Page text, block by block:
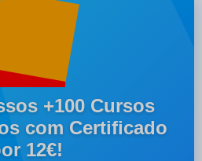
+100 Cursos
com Certificado
12€!